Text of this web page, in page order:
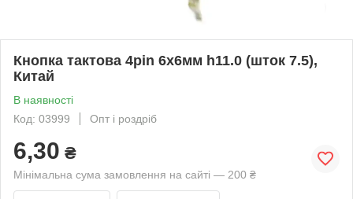
Кнопка тактова 4pin 6x6мм h11.0 (шток 7.5),
Китай
В наявності
Код: 03999
Опт і роздріб
6,30 ₴
Мінімальна сума замовлення на сайті — 200 ₴